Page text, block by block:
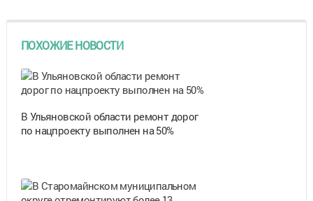
ПОХОЖИЕ НОВОСТИ
В Ульяновской области ремонт дорог
по нацпроекту выполнен на 50%